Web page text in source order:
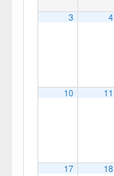
3 4
10 11
17 18